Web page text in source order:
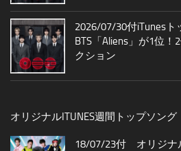
2026/07/30付iTunesト
BTS「Aliens」が1位！
クション
オリジナルITUNES週間トップソング
18/07/23付 オリジナ